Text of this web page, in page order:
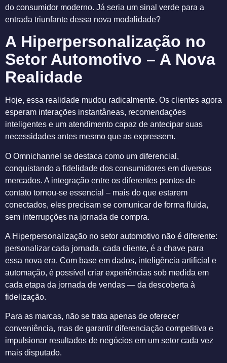
do consumidor moderno. Já seria um sinal verde para a
entrada triunfante dessa nova modalidade?
A Hiperpersonalização no
Setor Automotivo – A Nova
Realidade
Hoje, essa realidade mudou radicalmente. Os clientes agora
esperam interações instantâneas, recomendações
inteligentes e um atendimento capaz de antecipar suas
necessidades antes mesmo que as expressem.
O Omnichannel se destaca como um diferencial,
conquistando a fidelidade dos consumidores em diversos
mercados. A integração entre os diferentes pontos de
contato tornou-se essencial – mais do que estarem
conectados, eles precisam se comunicar de forma fluida,
sem interrupções na jornada de compra.
A Hiperpersonalização no setor automotivo não é diferente:
personalizar cada jornada, cada cliente, é a chave para
essa nova era. Com base em dados, inteligência artificial e
automação, é possível criar experiências sob medida em
cada etapa da jornada de vendas — da descoberta à
fidelização.
Para as marcas, não se trata apenas de oferecer
conveniência, mas de garantir diferenciação competitiva e
impulsionar resultados de negócios em um setor cada vez
mais disputado.